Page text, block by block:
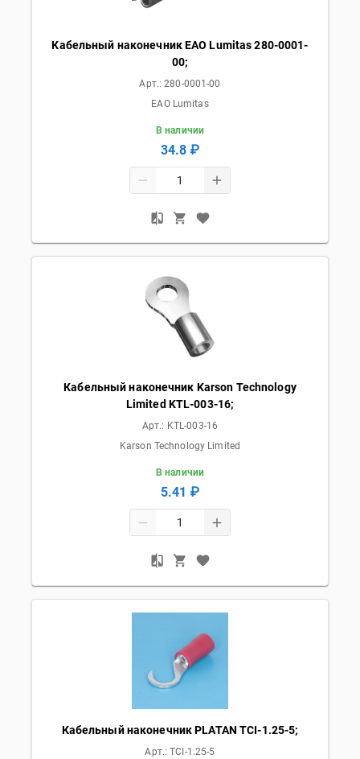
Кабельный наконечник EAO Lumitas 280-0001-
00;
Арт.:280-0001-00
EAO Lumitas
В наличии
34.8 ₽
Кабельный наконечник Karson Technology
Limited KTL-003-16;
Арт.: KTL-003-16
Karson Technology Limited
В наличии
5.41 ₽
Кабельный наконечник PLATAN TCI-1.25-5;
Арт.:TCI-1.25-5